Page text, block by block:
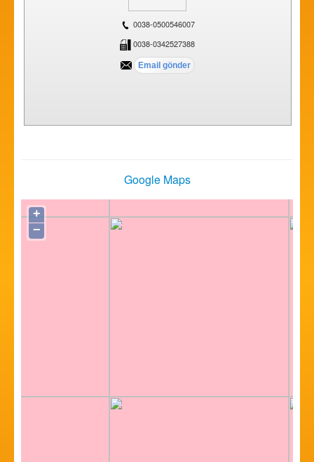
0038-0500546007
0038-0342527388
Google Maps
+
−